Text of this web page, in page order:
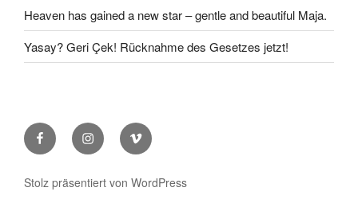
Heaven has gained a new star – gentle and beautiful Maja.
Yasay? Geri Çek! Rücknahme des Gesetzes jetzt!
FacebookInstagramVimeo
Stolz präsentiert von WordPress